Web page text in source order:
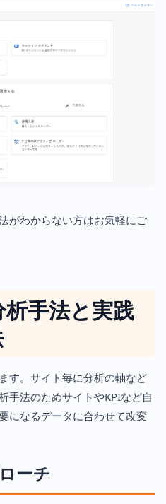
がわからない方はお気軽にご
手法と実践
す。サイト毎に分析の軸など
手法のためサイトやKPIなど自
になるデータに合わせて改変
ーチ